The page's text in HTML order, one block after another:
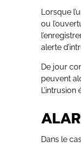
Lorsque
ou
alerte
De jour
peuvent
Dans le